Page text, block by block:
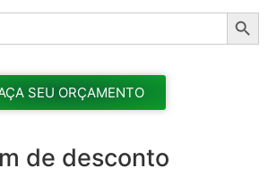
SEU ORÇAMENTO
de desconto